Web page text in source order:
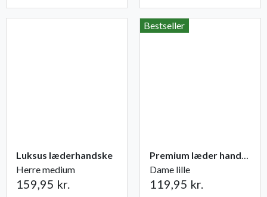
Luksus læderhandske
Herre medium
159,95 kr.
Bestseller
Premium læder handske Flutter
Dame lille
119,95 kr.